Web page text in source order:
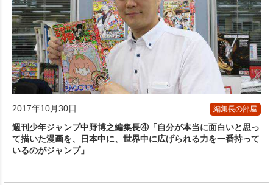
2017年10月30日 編集長の部屋
週刊少年ジャンプ中野博之編集長④「自分が本当に面白いと思っ
て描いた漫画を、日本中に、世界中に広げられる力を一番持って
いるのがジャンプ」